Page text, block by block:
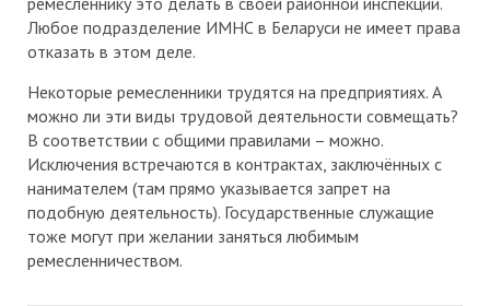
Любое подразделение ИМНС в Беларуси не имеет права
отказать в этом деле.
Некоторые ремесленники трудятся на предприятиях. А
можно ли эти виды трудовой деятельности совмещать?
В соответствии с общими правилами – можно.
Исключения встречаются в контрактах, заключённых с
нанимателем (там прямо указывается запрет на
подобную деятельность). Государственные служащие
тоже могут при желании заняться любимым
ремесленничеством.